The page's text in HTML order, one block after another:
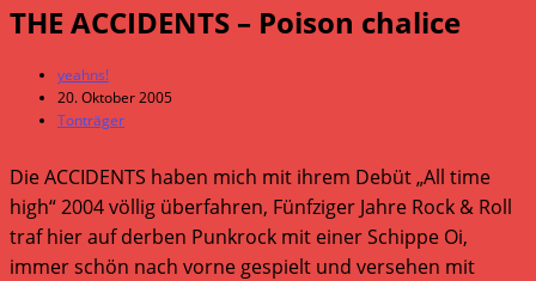
THE ACCIDENTS – Poison chalice
Beitrags-
Autor:
yeahns!
Beitrag
veröffentlicht:
20. Oktober 2005
Beitrags-
Tonträger
Die ACCIDENTS haben mich mit ihrem Debüt „All time
high“ 2004 völlig überfahren, Fünfziger Jahre Rock & Roll
traf hier auf derben Punkrock mit einer Schippe Oi,
immer schön nach vorne gespielt und versehen mit